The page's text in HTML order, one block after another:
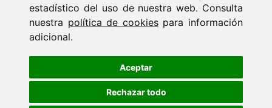
estadístico del uso de nuestra web. Consulta
nuestra política de cookiespara información
adicional.
Aceptar
Rechazar todo
ejaso_comunica@ejaso.com
(+34) 915 341 480